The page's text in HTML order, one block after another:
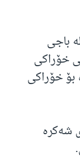
باجی
خۆراکی
بۆ خۆراکی
شەکرە